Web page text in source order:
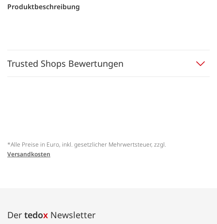
Produktbeschreibung
Trusted Shops Bewertungen
*Alle Preise in Euro, inkl. gesetzlicher Mehrwertsteuer, zzgl.
Versandkosten
Der tedox Newsletter